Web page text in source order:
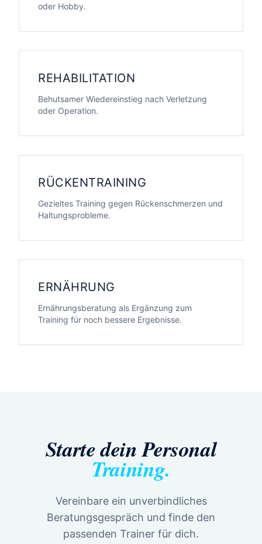
oder Hobby.
REHABILITATION
Behutsamer Wiedereinstieg nach Verletzung
oder Operation.
RÜCKENTRAINING
Gezieltes Training gegen Rückenschmerzen und
Haltungsprobleme.
ERNÄHRUNG
Ernährungsberatung als Ergänzung zum
Training für noch bessere Ergebnisse.
Starte dein Personal
Training.
Vereinbare ein unverbindliches
Beratungsgespräch und finde den
passenden Trainer für dich.